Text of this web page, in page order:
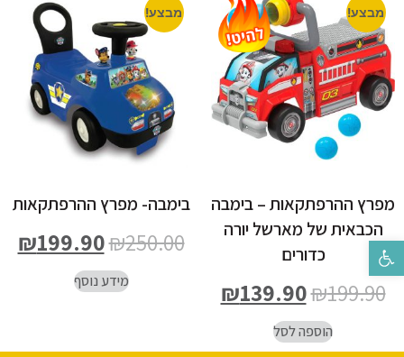
פתח סרגל נגישות
מבצע!
מפרץ ההרפתקאות – בימבה
הכבאית של מארשל יורה
כדורים
₪199.90
₪139.90
הוספה לסל
מבצע!
בימבה- מפרץ ההרפתקאות
₪250.00
₪199.90
מידע נוסף